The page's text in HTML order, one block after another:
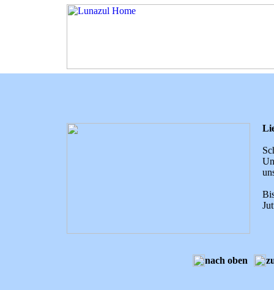
nach oben